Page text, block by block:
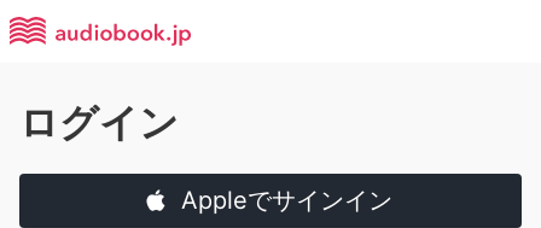
ログイン
Appleでサインイン